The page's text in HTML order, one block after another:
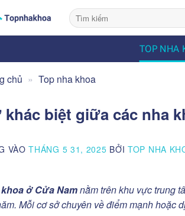
TOP NHA
chủ » Top nha khoa
khác biệt giữa các nha
VÀOTHÁNG 5 31, 2025 BỞITOP NHA
ở Cửa Namnằm trên khu vực trung
Mỗi cơ sở chuyên về điểm mạnh hoặc